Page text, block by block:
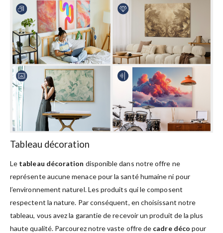
Tableau décoration
Le tableau décoration disponible dans notre offre ne
représente aucune menace pour la santé humaine ni pour
l’environnement naturel. Les produits qui le composent
respectent la nature. Par conséquent, en choisissant notre
tableau, vous avez la garantie de recevoir un produit de la plus
haute qualité. Parcourez notre vaste offre de cadre déco pour